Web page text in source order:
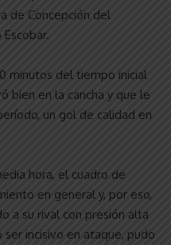
de Concepción del
minutos del tiempo inicial
bien en la cancha y que le
un gol de calidad en
hora, el cuadro de
en general y, por eso,
a su rival con presión alta
incisivo en ataque, pudo